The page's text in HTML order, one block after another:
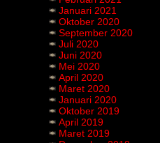
Januari 2021
Oktober 2020
September 2020
Juli 2020
Juni 2020
Mei 2020
April 2020
Maret 2020
Januari 2020
Oktober 2019
April 2019
Maret 2019